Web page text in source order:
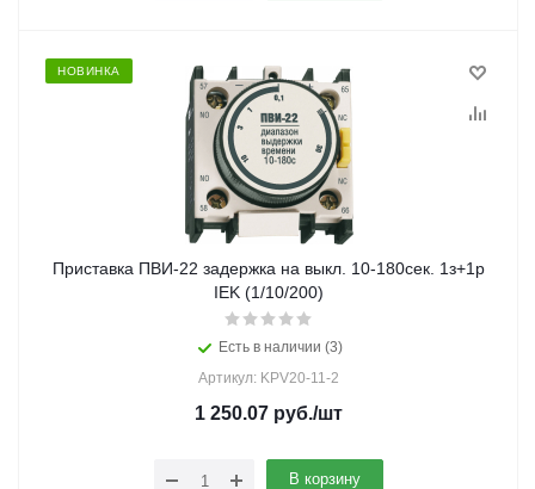
НОВИНКА
Приставка ПВИ-22 задержка на выкл. 10-180сек. 1з+1р
IEK (1/10/200)
Есть в наличии (3)
Артикул: KPV20-11-2
1 250.07 руб./шт
В корзину